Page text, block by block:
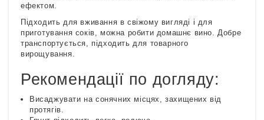
ефектом.
Підходить для вживання в свіжому вигляді і для
приготування соків, можна робити домашнє вино. Добре
транспортується, підходить для товарного
вирощування.
Рекомендації по догляду:
Висаджувати на сонячних місцях, захищених від
протягів.